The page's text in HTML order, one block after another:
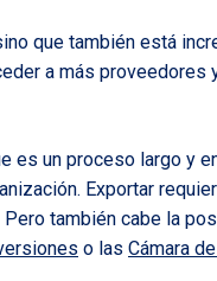
que también está
a más proveedores
es un proceso largo y
Exportar
también cabe la
o las Cámara